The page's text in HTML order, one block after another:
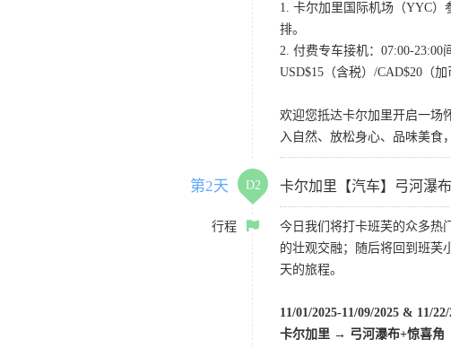
1. 卡尔加里国际机场（YYC）
排。
2. 付费专车接机：07:00-23:00
USD$15（含税）/CAD$20（
欢迎您抵达卡尔加里开启一场
入自然、放松身心、品味美食
第2天 D2 卡尔加里【汽车】弓河瀑
行程
今日我们将打卡班芙的众多热
的壮观交融；随后将回到班芙
天的旅程。
11/01/2025-11/09/2025 & 11/
卡尔加里 → 弓河瀑布+惊喜角